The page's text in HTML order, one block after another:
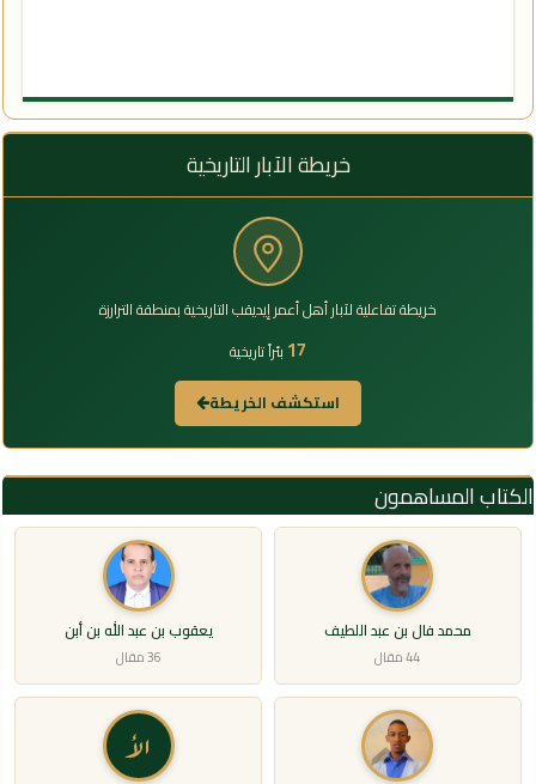
خريطة الآبار التاريخية
خريطة تفاعلية لآبار أهل أعمر إيديقب التاريخية بمنطقة الترارزة
17 بئراً تاريخية
استكشف الخريطة
الكتاب المساهمون
محمد فال بن عبد اللطيف
44 مقال
يعقوب بن عبد الله بن أبن
36 مقال
الأ